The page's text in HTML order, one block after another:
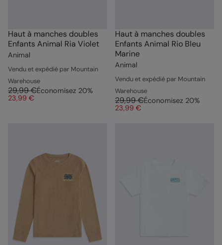
Haut à manches doubles
Enfants Animal Ria Violet
Animal
Vendu et expédié par Mountain
Warehouse
29,99 €Économisez 20%
23,99 €
Haut à manches doubles
Enfants Animal Rio Bleu
Marine
Animal
Vendu et expédié par Mountain
Warehouse
29,99 €Économisez 20%
23,99 €